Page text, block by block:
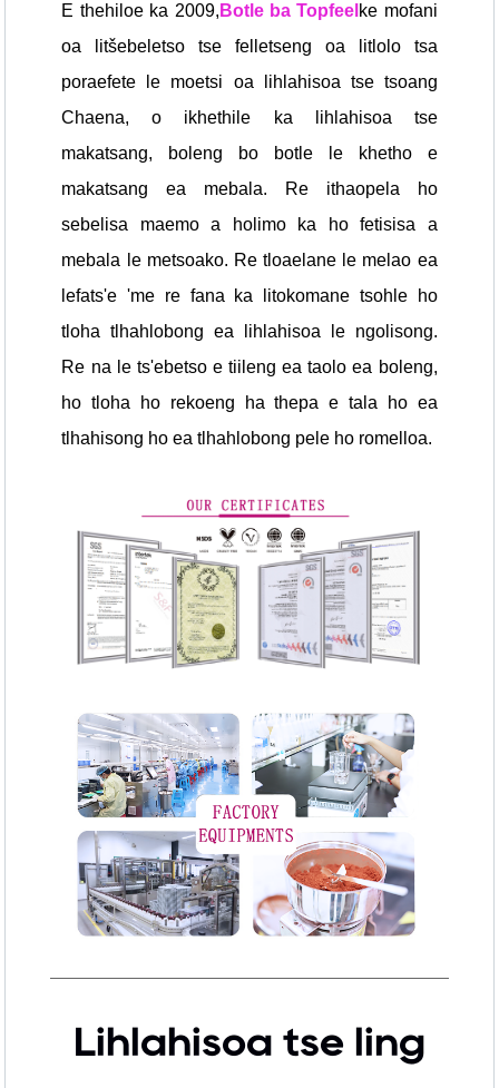
E thehiloe ka 2009, Botle ba Topfeel ke mofani
oa litšebeletso tse felletseng oa litlolo tsa
poraefete le moetsi oa lihlahisoa tse tsoang
Chaena, o ikhethile ka lihlahisoa tse
makatsang, boleng bo botle le khetho e
makatsang ea mebala. Re ithaopela ho
sebelisa maemo a holimo ka ho fetisisa a
mebala le metsoako. Re tloaelane le melao ea
lefats'e 'me re fana ka litokomane tsohle ho
tloha tlhahlobong ea lihlahisoa le ngolisong.
Re na le ts'ebetso e tiileng ea taolo ea boleng,
ho tloha ho rekoeng ha thepa e tala ho ea
tlhahisong ho ea tlhahlobong pele ho romelloa.
Lihlahisoa tse ling